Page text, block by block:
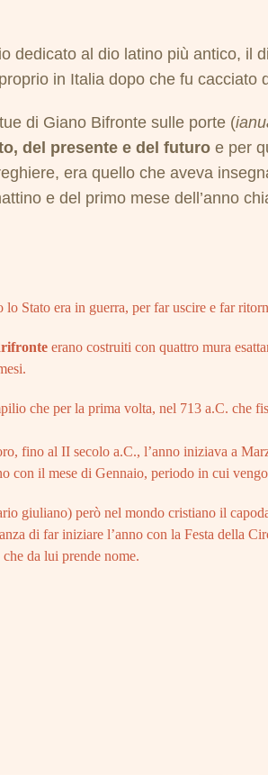
dedicato al dio latino più antico, il
in Italia dopo che fu cacciato
di Giano Bifronte sulle porte (
del presente e del futuro e per
era quello che aveva
e del primo mese dell’anno
Stato era in guerra, per far uscire e far
erano costruiti con quattro mura
che per la prima volta, nel 713 a.C. che
fino al II secolo a.C., l’anno iniziava a
il mese di Gennaio, periodo in cui
giuliano) però nel mondo cristiano il
di far iniziare l’anno con la Festa della
da lui prende nome.